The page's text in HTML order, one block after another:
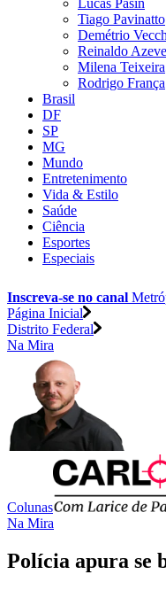
Lucas Pasin
Tiago Pavinatto
Demétrio
Reinaldo
Milena Teixeira
Rodrigo França
Brasil
DF
SP
MG
Mundo
Entretenimento
Vida & Estilo
Saúde
Ciência
Esportes
Especiais
Inscreva-se no canal
Página Inicial
Distrito Federal
Na Mira
Colunas
Na Mira
Polícia apura se